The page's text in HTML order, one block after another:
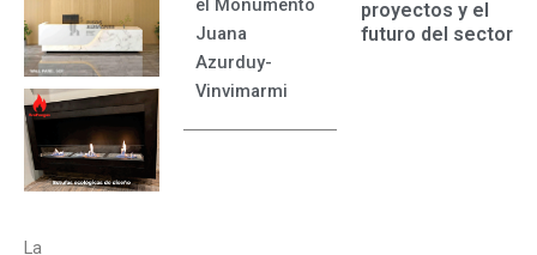
La
el Monumento
Juana
Azurduy-
Vinvimarmi
proyectos y el
futuro del sector